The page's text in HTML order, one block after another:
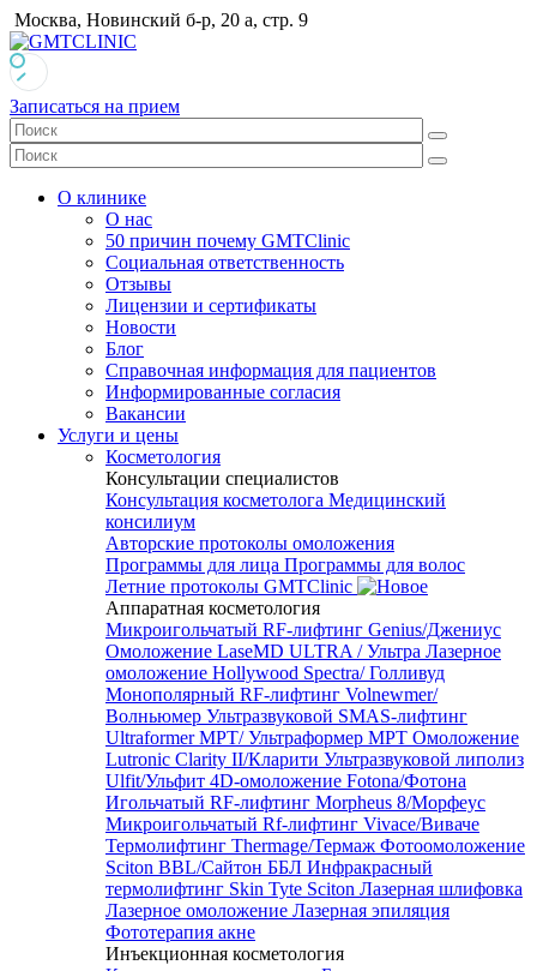
Москва, Новинский б-р, 20 а, стр. 9
Записаться на прием
О клинике
О нас
50 причин почему GMTClinic
Социальная ответственность
Отзывы
Лицензии и сертификаты
Новости
Блог
Справочная информация для пациентов
Информированные согласия
Вакансии
Услуги и цены
Косметология
Консультации специалистов
Консультация косметолога Медицинский
консилиум
Авторские протоколы омоложения
Программы для лица Программы для волос
Летние протоколы GMTClinic
Аппаратная косметология
Микроигольчатый RF-лифтинг Genius/Джениус
Омоложение LaseMD ULTRA / Ультра Лазерное
омоложение Hollywood Spectra/ Голливуд
Монополярный RF-лифтинг Volnewmer/
Волньюмер Ультразвуковой SMAS-лифтинг
Ultraformer MPT/ Ультраформер MPT Омоложение
Lutronic Clarity II/Кларити Ультразвуковой липолиз
Ulfit/Ульфит 4D-омоложение Fotona/Фотона
Игольчатый RF-лифтинг Morpheus 8/Морфеус
Микроигольчатый Rf-лифтинг Vivace/Виваче
Термолифтинг Thermage/Термаж Фотоомоложение
Sciton BBL/Сайтон ББЛ Инфракрасный
термолифтинг Skin Tyte Sciton Лазерная шлифовка
Лазерное омоложение Лазерная эпиляция
Фототерапия акне
Инъекционная косметология